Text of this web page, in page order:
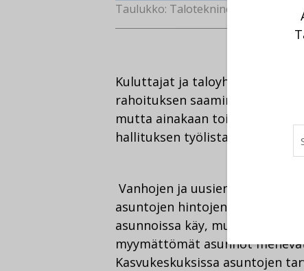
Taulukko: Talotekninen teollisuus
Kuluttajat ja taloyhtiöt ovat
rahoituksen saaminenkin voi
mutta ainakaan toistaiseksi
hallituksen työlistalla
Vanhojen ja uusien asuntojen
asuntojen hintojen laskiessa.
asunnoissa käy, mutta on
myymättömät asunnot
Kasvukeskuksissa asuntojen